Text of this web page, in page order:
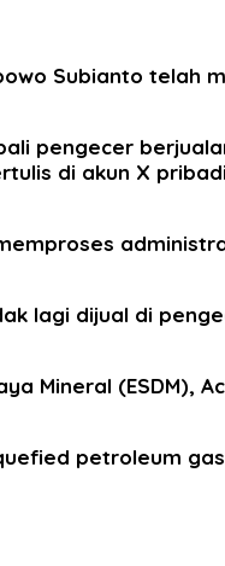
Subianto telah
pengecer
di akun X
lagi dijual di
Mineral (ESDM),
petroleum